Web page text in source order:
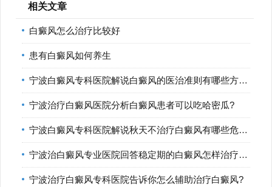
相关文章
白癜风怎么治疗比较好
患有白癜风如何养生
宁波白癜风专科医院解说白癜风的医治准则有哪些方面?
宁波治疗白癜风医院分析白癜风患者可以吃哈密瓜?
宁波白癜风专科医院解说秋天不治疗白癜风有哪些危害?
宁波治白癜风专业医院回答稳定期的白癜风怎样治疗比较好?
宁波治疗白癜风专科医院告诉你怎么辅助治疗白癜风?